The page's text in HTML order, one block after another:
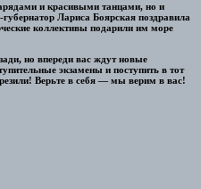
и красивыми танцами, но и
Лариса Боярская поздравила
коллективы подарили им море
но впереди вас ждут новые
экзамены и поступить в тот
Верьте в себя — мы верим в вас!